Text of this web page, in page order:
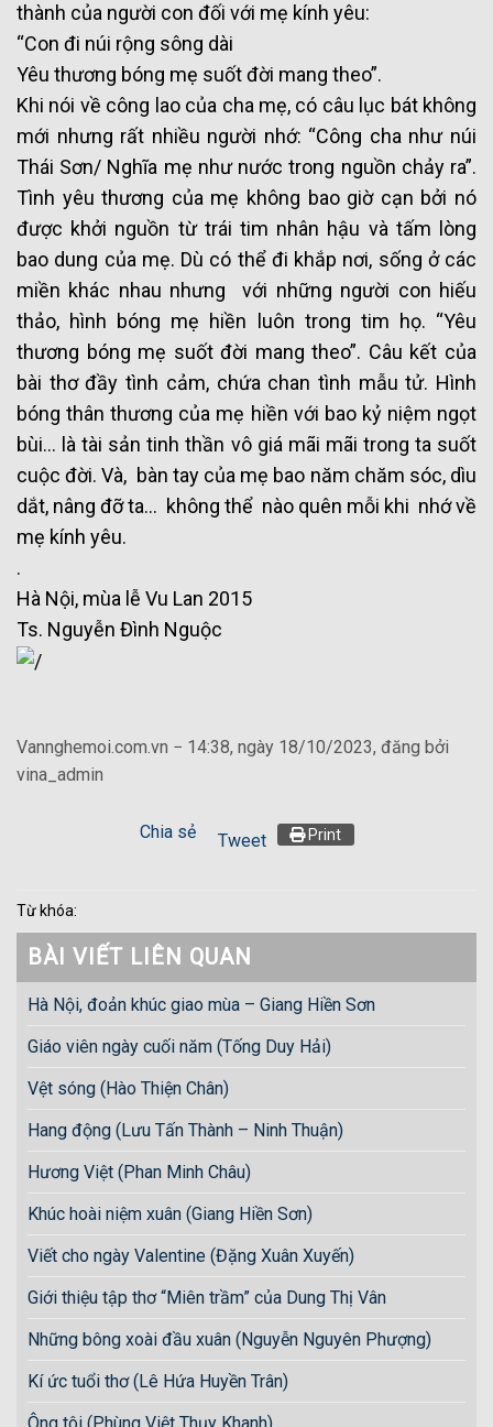
thành của người con đối với mẹ kính yêu:
“Con đi núi rộng sông dài
Yêu thương bóng mẹ suốt đời mang theo”.
Khi nói về công lao của cha mẹ, có câu lục bát không
mới nhưng rất nhiều người nhớ: “Công cha như núi
Thái Sơn/ Nghĩa mẹ như nước trong nguồn chảy ra”.
Tình yêu thương của mẹ không bao giờ cạn bởi nó
được khởi nguồn từ trái tim nhân hậu và tấm lòng
bao dung của mẹ. Dù có thể đi khắp nơi, sống ở các
miền khác nhau nhưng với những người con hiếu
thảo, hình bóng mẹ hiền luôn trong tim họ. “Yêu
thương bóng mẹ suốt đời mang theo”. Câu kết của
bài thơ đầy tình cảm, chứa chan tình mẫu tử. Hình
bóng thân thương của mẹ hiền với bao kỷ niệm ngọt
bùi… là tài sản tinh thần vô giá mãi mãi trong ta suốt
cuộc đời. Và, bàn tay của mẹ bao năm chăm sóc, dìu
dắt, nâng đỡ ta… không thể nào quên mỗi khi nhớ về
mẹ kính yêu.
.
Hà Nội, mùa lễ Vu Lan 2015
Ts. Nguyễn Đình Nguộc
Vannghemoi.com.vn − 14:38, ngày 18/10/2023, đăng bởi
vina_admin
Chia sẻ Tweet Print
Từ khóa:
BÀI VIẾT LIÊN QUAN
Hà Nội, đoản khúc giao mùa – Giang Hiền Sơn
Giáo viên ngày cuối năm (Tống Duy Hải)
Vệt sóng (Hào Thiện Chân)
Hang động (Lưu Tấn Thành – Ninh Thuận)
Hương Việt (Phan Minh Châu)
Khúc hoài niệm xuân (Giang Hiền Sơn)
Viết cho ngày Valentine (Đặng Xuân Xuyến)
Giới thiệu tập thơ “Miên trầm” của Dung Thị Vân
Những bông xoài đầu xuân (Nguyễn Nguyên Phượng)
Kí ức tuổi thơ (Lê Hứa Huyền Trân)